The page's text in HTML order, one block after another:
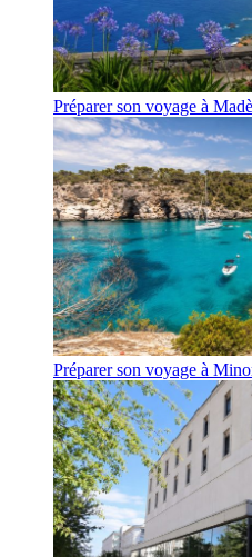
Préparer son voyage à
Préparer son voyage à